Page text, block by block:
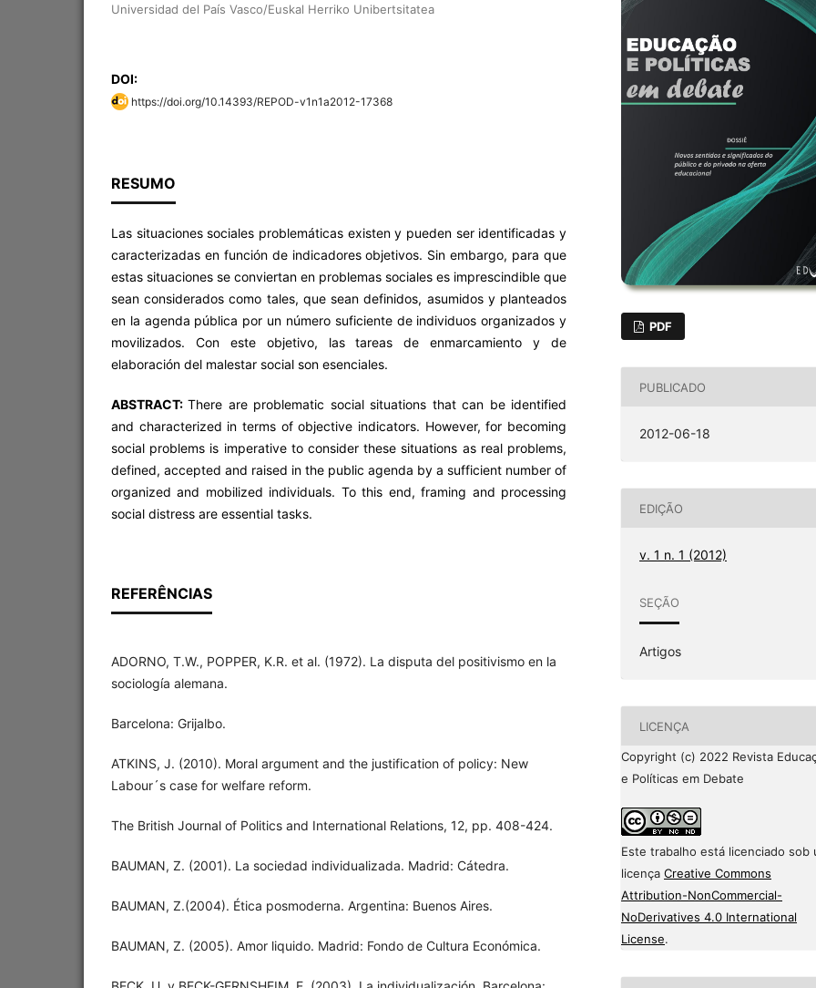
Universidad del País Vasco/Euskal Herriko Unibertsitatea
DOI:
https://doi.org/10.14393/REPOD-v1n1a2012-17368
RESUMO
Las situaciones sociales problemáticas existen y pueden ser identificadas y
caracterizadas en función de indicadores objetivos. Sin embargo, para que
estas situaciones se conviertan en problemas sociales es imprescindible que
sean considerados como tales, que sean definidos, asumidos y planteados
en la agenda pública por un número suficiente de individuos organizados y
movilizados. Con este objetivo, las tareas de enmarcamiento y de
elaboración del malestar social son esenciales.
ABSTRACT:There are problematic social situations that can be identified
and characterized in terms of objective indicators. However, for becoming
social problems is imperative to consider these situations as real problems,
defined, accepted and raised in the public agenda by a sufficient number of
organized and mobilized individuals. To this end, framing and processing
social distress are essential tasks.
REFERÊNCIAS
ADORNO, T.W., POPPER, K.R. et al. (1972). La disputa del positivismo en la
sociología alemana.
Barcelona: Grijalbo.
ATKINS, J. (2010). Moral argument and the justification of policy: New
Labour´s case for welfare reform.
The British Journal of Politics and International Relations, 12, pp. 408-424.
BAUMAN, Z. (2001). La sociedad individualizada. Madrid: Cátedra.
BAUMAN, Z.(2004). Ética posmoderna. Argentina: Buenos Aires.
BAUMAN, Z. (2005). Amor liquido. Madrid: Fondo de Cultura Económica.
PDF
PUBLICADO
2012-06-18
EDIÇÃO
v. 1 n. 1 (2012)
SEÇÃO
Artigos
LICENÇA
Copyright (c) 2022 Revista
e Políticas em Debate
Este trabalho está licenciado sob
licença Creative Commons
Attribution-NonCommercial-
NoDerivatives 4.0 International
License.